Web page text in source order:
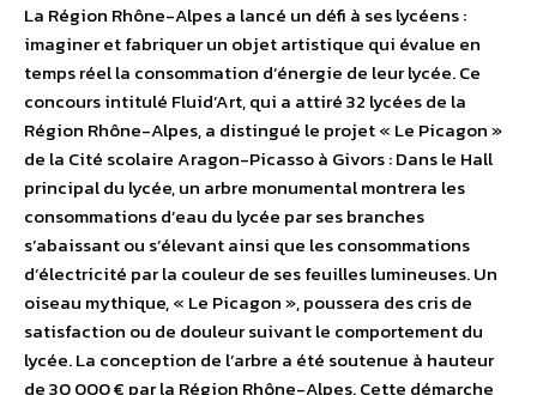
La Région Rhône-Alpes a lancé un défi à ses lycéens :
imaginer et fabriquer un objet artistique qui évalue en
temps réel la consommation d’énergie de leur lycée. Ce
concours intitulé Fluid’Art, qui a attiré 32 lycées de la
Région Rhône-Alpes, a distingué le projet « Le Picagon »
de la Cité scolaire Aragon-Picasso à Givors : Dans le Hall
principal du lycée, un arbre monumental montrera les
consommations d’eau du lycée par ses branches
s’abaissant ou s’élevant ainsi que les consommations
d’électricité par la couleur de ses feuilles lumineuses. Un
oiseau mythique, « Le Picagon », poussera des cris de
satisfaction ou de douleur suivant le comportement du
lycée. La conception de l’arbre a été soutenue à hauteur
de 30 000 € par la Région Rhône-Alpes. Cette démarche